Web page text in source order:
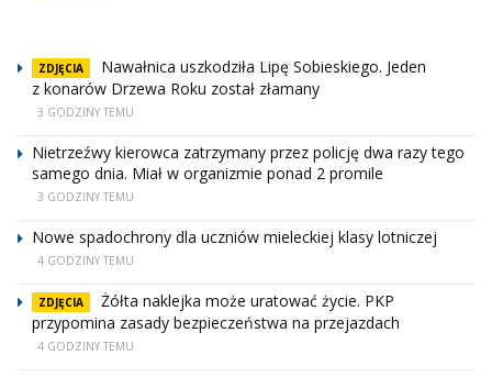
ZDJĘCIA
Nawałnica uszkodziła Lipę Sobieskiego. Jeden
z konarów Drzewa Roku został złamany
3 GODZINY TEMU
Nietrzeźwy kierowca zatrzymany przez policję dwa razy tego
samego dnia. Miał w organizmie ponad 2 promile
3 GODZINY TEMU
Nowe spadochrony dla uczniów mieleckiej klasy lotniczej
4 GODZINY TEMU
ZDJĘCIA
Żółta naklejka może uratować życie. PKP
przypomina zasady bezpieczeństwa na przejazdach
4 GODZINY TEMU